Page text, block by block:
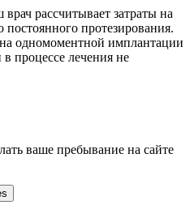
рассчитывает затраты на
протезирования.
одномоментной имплантации
процессе лечения не
ваше пребывание на сайте